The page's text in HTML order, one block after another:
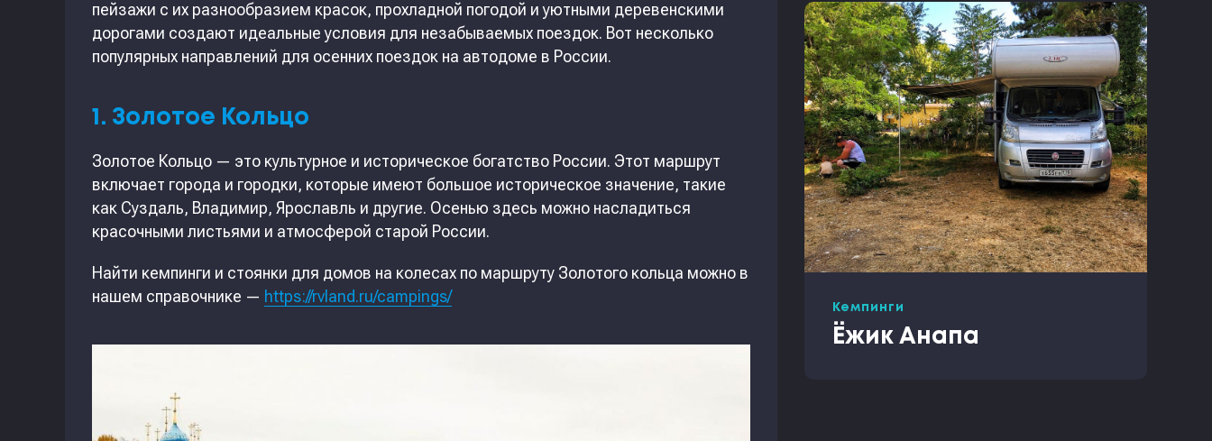
пейзажи с их разнообразием красок, прохладной погодой и уютными деревенскими
дорогами создают идеальные условия для незабываемых поездок. Вот несколько
популярных направлений для осенних поездок на автодоме в России.
1. Золотое Кольцо
Золотое Кольцо — это культурное и историческое богатство России. Этот маршрут
включает города и городки, которые имеют большое историческое значение, такие
как Суздаль, Владимир, Ярославль и другие. Осенью здесь можно насладиться
красочными листьями и атмосферой старой России.
Найти кемпинги и стоянки для домов на колесах по маршруту Золотого кольца можно в
нашем справочнике — https://rvland.ru/campings/
Кемпинги
Ëжик Анапа